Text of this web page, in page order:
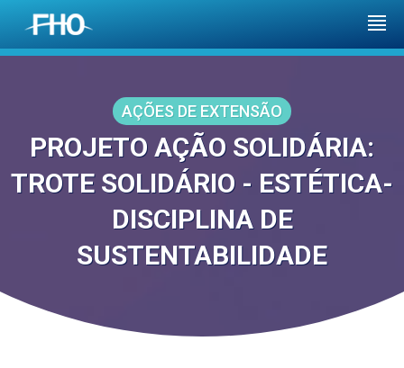
AÇÕES DE EXTENSÃO
PROJETO AÇÃO SOLIDÁRIA:
TROTE SOLIDÁRIO - ESTÉTICA-
DISCIPLINA DE
SUSTENTABILIDADE